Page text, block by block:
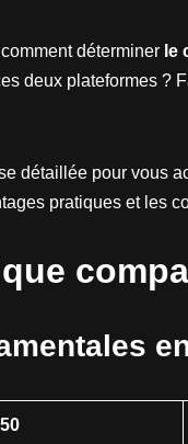
déterminer le
deux plateformes ?
détaillée pour vous
pratiques et les